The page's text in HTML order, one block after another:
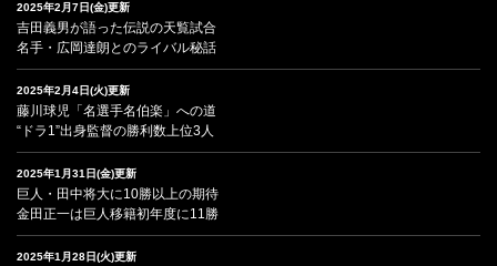
2025年2月7日(金)更新
吉田義男が語った伝説の天覧試合
名手・広岡達朗とのライバル秘話
2025年2月4日(火)更新
藤川球児「名選手名伯楽」への道
“ドラ1”出身監督の勝利数上位3人
2025年1月31日(金)更新
巨人・田中将大に10勝以上の期待
金田正一は巨人移籍初年度に11勝
2025年1月28日(火)更新